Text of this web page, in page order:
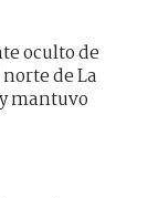
oculto de
de La
mantuvo